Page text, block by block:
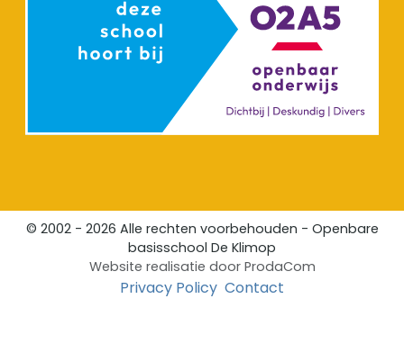
© 2002 - 2026 Alle rechten voorbehouden - Openbare
basisschool De Klimop
Website realisatie door ProdaCom
Privacy Policy Contact